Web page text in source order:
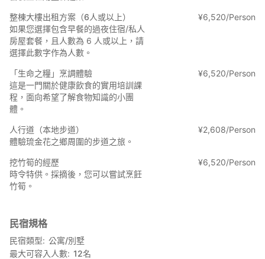
*兒童包含小學生。
○COVID-19 防疫措施
- 我們正在透過開窗和使用換氣扇等方式，盡可能保持房間通風。
・本設施正在實施嚴格的衛生管理措施，包括要求佩戴口罩、使用
洗手液和漱口。
・請客人戴上口罩，進入時洗手並漱口。
請注意，我們可能也會要求您配合測量體溫。
■房間總數：3
日式房間1：可容納4人，4張日式床墊，16.5張榻榻米
日式房間2：可容納4人，4張日式床墊，14.5張榻榻米
■入住/退房
入住時間：下午3:00 - 下午5:00
退房時間：上午9:00 - 上午10:00
整棟大樓出租方案（6人或以上）
如果您選擇包含早餐的過夜住宿/私人
房屋套餐，且人數為 6 人或以上，請
選擇此數字作為人數。
¥6,520/Person
「生命之糧」烹調體驗
這是一門關於健康飲食的實用培訓課
程，面向希望了解食物知識的小團
體。
¥6,520/Person
人行道（本地步道）
體驗琉金花之鄉周圍的步道之旅。
¥2,608/Person
挖竹筍的經歷
時令特供。採摘後，您可以嘗試烹飪
竹筍。
¥6,520/Person
民宿規格
民宿類型
公寓/別墅
最大可容入人數 12名